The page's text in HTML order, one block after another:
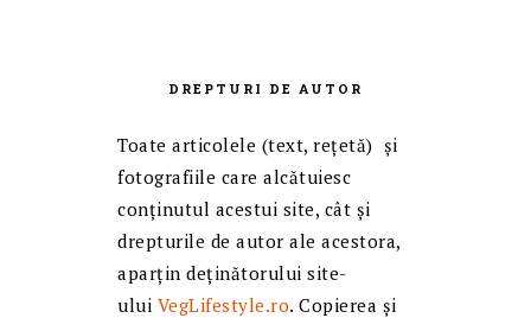
DREPTURI DE AUTOR
Toate articolele (text, reţetă) și
fotografiile care alcătuiesc
conținutul acestui site, cât și
drepturile de autor ale acestora,
aparțin deținătorului site-
ului VegLifestyle.ro. Copierea și